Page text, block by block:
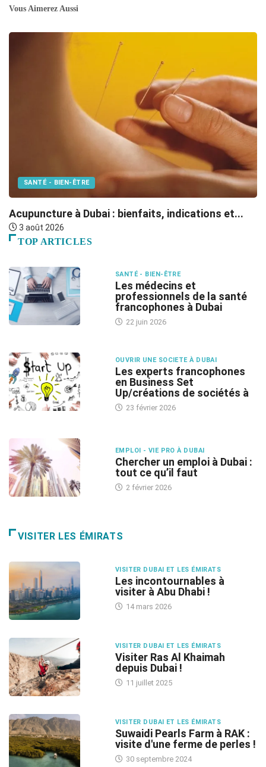
Vous Aimerez Aussi
SANTÉ - BIEN-ÊTRE
Acupuncture à Dubai : bienfaits, indications et...
3 août 2026
TOP ARTICLES
SANTÉ - BIEN-ÊTRE
Les médecins et
professionnels de la santé
francophones à Dubai
22 juin 2026
OUVRIR UNE SOCIETE À DUBAI
Les experts francophones
en Business Set
Up/créations de sociétés à
23 février 2026
EMPLOI - VIE PRO À DUBAI
Chercher un emploi à Dubai :
tout ce qu’il faut
2 février 2026
VISITER LES ÉMIRATS
VISITER DUBAI ET LES ÉMIRATS
Les incontournables à
visiter à Abu Dhabi !
14 mars 2026
VISITER DUBAI ET LES ÉMIRATS
Visiter Ras Al Khaimah
depuis Dubai !
11 juillet 2025
VISITER DUBAI ET LES ÉMIRATS
Suwaidi Pearls Farm à RAK :
visite d'une ferme de perles !
30 septembre 2024